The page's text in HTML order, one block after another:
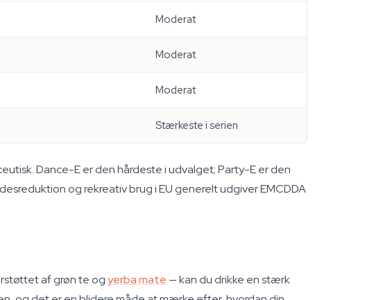
Moderat
Moderat
Moderat
Stærkeste i serien
Dance-E er den hårdeste i udvalget; Party-E er den
og rekreativ brug i EU generelt udgiver EMCDDA
af grøn te ogyerba mate — kan du drikke en stærk